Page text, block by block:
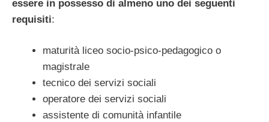
essere in possesso di almeno uno dei seguenti
requisiti:
maturità liceo socio-psico-pedagogico o
magistrale
tecnico dei servizi sociali
operatore dei servizi sociali
assistente di comunità infantile